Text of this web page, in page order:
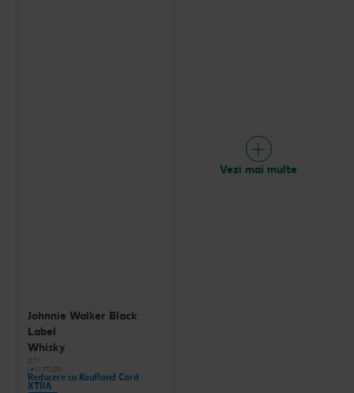
Johnnie Walker Black
Label
Whisky
0,7 l
(=1 l 171.29)
Reducere cu Kaufland Card
XTRA
Vezi mai multe